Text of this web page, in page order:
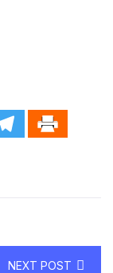
NEXT POST